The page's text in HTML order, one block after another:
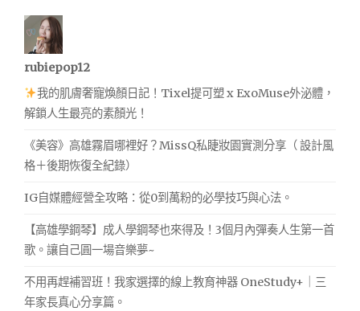
rubiepop12
我的肌膚奢寵煥顏日記！Tixel提可塑 x ExoMuse外泌體，
解鎖人生最亮的素顏光！
《美容》高雄霧眉哪裡好？MissQ私睫妝園實測分享（ 設計風
格＋後期恢復全紀錄）
IG自媒體經營全攻略：從0到萬粉的必學技巧與心法。
【高雄學鋼琴】成人學鋼琴也來得及！3個月內彈奏人生第一首
歌。讓自己圓一場音樂夢~
不用再趕補習班！我家選擇的線上教育神器 OneStudy+｜三
年家長真心分享篇。